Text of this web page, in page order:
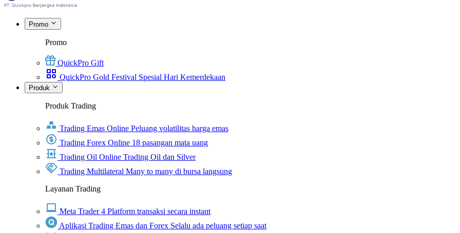
Promo
Promo
QuickPro Gift
QuickPro Gold Festival Spesial Hari Kemerdekaan
Produk
Produk Trading
Trading Emas Online Peluang volatilitas harga emas
Trading Forex Online 18 pasangan mata uang
Trading Oil Online Trading Oil dan Silver
Trading Multilateral Many to many di bursa langsung
Layanan Trading
Meta Trader 4 Platform transaksi secara instant
Aplikasi Trading Emas dan Forex Selalu ada peluang setiap saat